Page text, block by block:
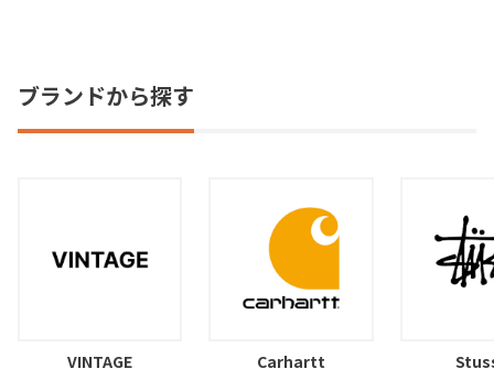
ブランドから探す
VINTAGE Carhartt